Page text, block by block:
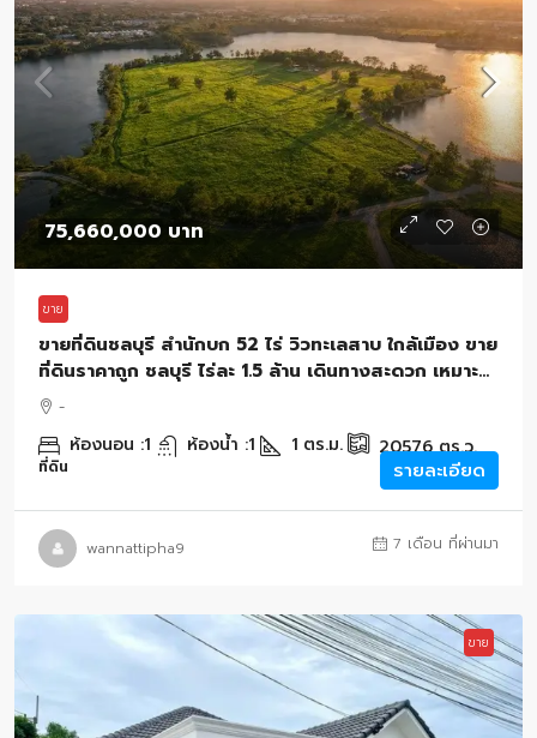
75,660,000 บาท
ขาย
ขายที่ดินชลบุรี สำนักบก 52 ไร่ วิวทะเลสาบ ใกล้เมือง ขาย
ที่ดินราคาถูก ชลบุรี ไร่ละ 1.5 ล้าน เดินทางสะดวก เหมาะทำ
โครงการจัดสรร ที่ดินทำจัดสรร
-
ห้องนอน :1 ห้องน้ำ :1 1 ตร.ม. 20576ตร.ว.
ที่ดิน รายละเอียด
wannattipha9 7 เดือน ที่ผ่านมา
ขาย